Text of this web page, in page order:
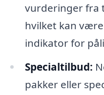
vurderinger fra
hvilket kan
indikator for
Specialtilbud:
pakker eller